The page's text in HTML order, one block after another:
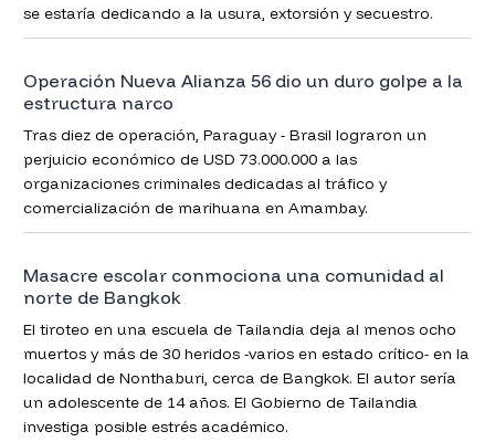
se estaría dedicando a la usura, extorsión y secuestro.
Operación Nueva Alianza 56 dio un duro golpe a la
estructura narco
Tras diez de operación, Paraguay - Brasil lograron un
perjuicio económico de USD 73.000.000 a las
organizaciones criminales dedicadas al tráfico y
comercialización de marihuana en Amambay.
Masacre escolar conmociona una comunidad al
norte de Bangkok
El tiroteo en una escuela de Tailandia deja al menos ocho
muertos y más de 30 heridos -varios en estado crítico- en la
localidad de Nonthaburi, cerca de Bangkok. El autor sería
un adolescente de 14 años. El Gobierno de Tailandia
investiga posible estrés académico.